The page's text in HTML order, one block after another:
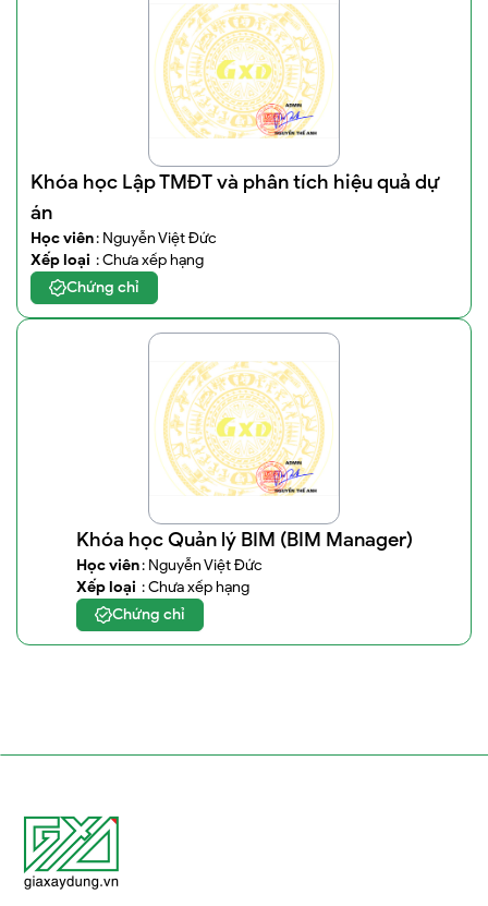
Khóa học Lập TMĐT và phân tích hiệu quả dự
án
Học viên: Nguyễn Việt Đức
Xếp loại : Chưa xếp hạng
Chứng chỉ
Khóa học Quản lý BIM (BIM Manager)
Học viên: Nguyễn Việt Đức
Xếp loại : Chưa xếp hạng
Chứng chỉ